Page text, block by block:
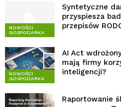
NOWOŚCI
GOSPODARKA
Syntetyczne
przyspiesza
przepisów
NOWOŚCI
GOSPODARKA
AI Act
mają firmy
inteligencji?
Raportowanie